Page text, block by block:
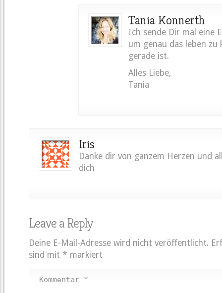
Tania Konnerth
Ich sende Dir mal eine
um genau das leben zu
gerade ist.
Alles Liebe,
Tania
Iris
Danke dir von ganzem Herzen und
dich
Leave a Reply
Deine E-Mail-Adresse wird nicht veröffentlicht.
sind mit * markiert